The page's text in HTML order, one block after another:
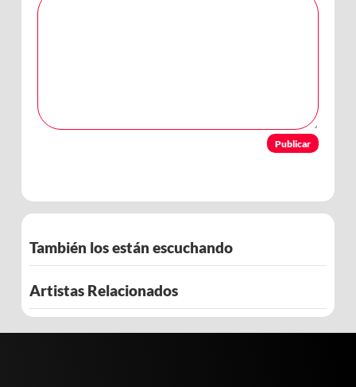
Publicar
También los están escuchando
Artistas Relacionados